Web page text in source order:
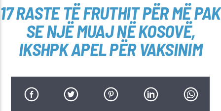
17 RASTE TË FRUTHIT PËR MË PAK
SE NJË MUAJ NË KOSOVË,
IKSHPK APEL PËR VAKSINIM